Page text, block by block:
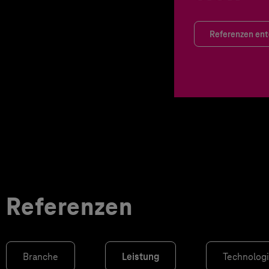
Referenzen
Referenzen
Branche Leistung